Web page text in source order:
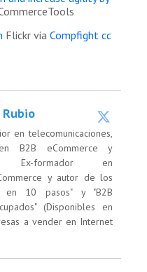
Flickr via Compfight cc
en telecomunicaciones,
B2B eCommerce y
Ex-formador en
y autor de los
en 10 pasos" y "B2B
(Disponibles en
a vender en Internet